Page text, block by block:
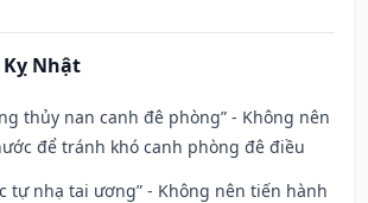
Kỵ Nhật
thủy nan canh đê phòng” - Không nên
để tránh khó canh phòng đê điều
tự nhạ tai ương” - Không nên tiến hành